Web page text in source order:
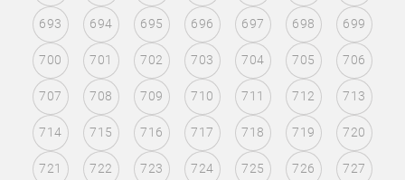
693 694 695 696 697 698 699
700 701 702 703 704 705 706
707 708 709 710 711 712 713
714 715 716 717 718 719 720
721 722 723 724 725 726 727